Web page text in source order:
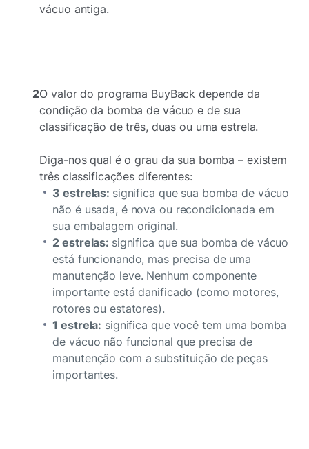
vácuo antiga.
2O valor do programa BuyBack depende da
condição da bomba de vácuo e de sua
classificação de três, duas ou uma estrela.
Diga-nos qual é o grau da sua bomba – existem
três classificações diferentes:
3 estrelas: significa que sua bomba de vácuo
não é usada, é nova ou recondicionada em
sua embalagem original.
2 estrelas: significa que sua bomba de vácuo
está funcionando, mas precisa de uma
manutenção leve. Nenhum componente
importante está danificado (como motores,
rotores ou estatores).
1 estrela: significa que você tem uma bomba
de vácuo não funcional que precisa de
manutenção com a substituição de peças
importantes.